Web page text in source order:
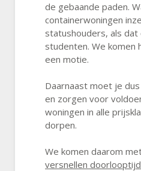
de gebaande paden.
containerwoningen
statushouders, als dat
studenten. We komen
een motie.
Daarnaast moet je
en zorgen voor
woningen in alle
dorpen.
We komen daarom
versnellen